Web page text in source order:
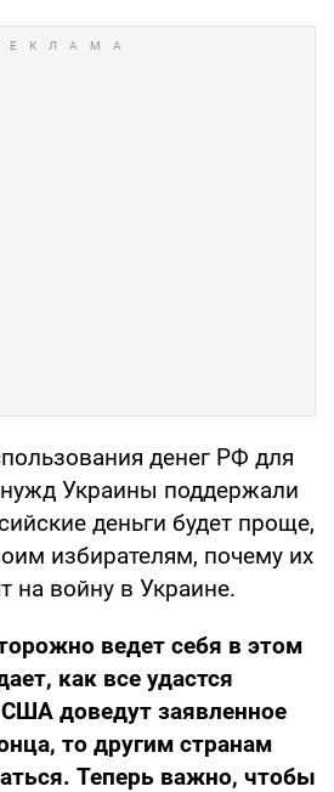
денег РФ для
Украины поддержали
деньги будет проще,
избирателям, почему их
на войну в Украине.
ведет себя в этом
как все удастся
доведут заявленное
то другим странам
Теперь важно, чтобы